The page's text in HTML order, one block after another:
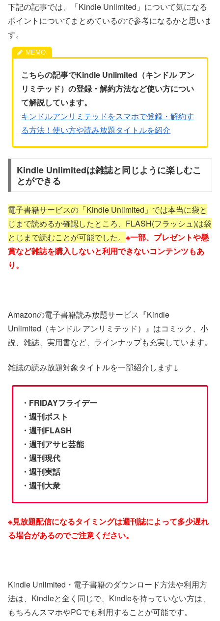
下記の記事では、「Kindle Unlimited」について気になる
ポイントについてまとめているので参考になるかと思いま
す。
こちらの記事でKindle Unlimited（キンドル アン
リミテッド）の登録・解約方法など使い方につい
て解説しています。
キンドルアンリミテッドをスマホで登録・解約す
る方法！使い方や読み放題タイトルを紹介
Kindle Unlimitedは雑誌と同じように楽しむこ
とができる
電子書籍サービスの「Kindle Unlimited」では本当に袋と
じまで読めるか確認したところ、FLASH(フラッシュ)は袋
とじまで読むことが可能でした。 ※一部、プレゼントや懸
賞など雑誌を購入しないと利用できないコンテンツもあ
り。
Amazonの電子書籍読み放題サービス『Kindle
Unlimited（キンドル アンリミテッド）』はコミック、小
説、雑誌、実用書など、ラインナップも充実しています。
雑誌の読み放題対象タイトルを一部紹介します↓
・FRIDAYフライデー
・週刊ポスト
・週刊FLASH
・週刊アサヒ芸能
・週刊現代
・週刊実話
・週刊大衆
※見放題配信になるタイミングは週刊誌によって多少遅れ
る場合があるのでご注意ください。
Kindle Unlimited・電子書籍のダウンロード方法や利用方
法は、Kindleと全く同じで、Kindleを持っていない方は、
もちろんスマホやPCでも利用することが可能です。